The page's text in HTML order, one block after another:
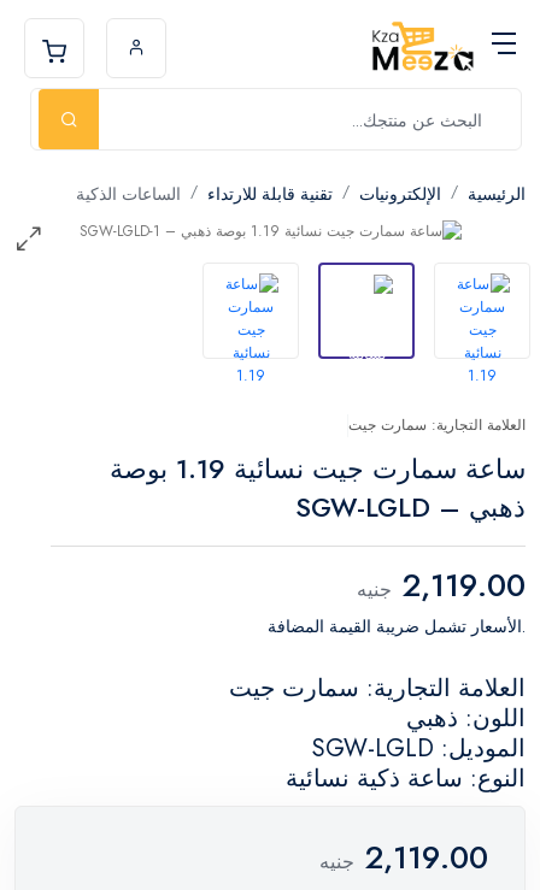
الرئيسية الإلكترونيات تقنية قابلة للارتداء الساعات الذكية
العلامة التجارية: سمارت جيت
ساعة سمارت جيت نسائية 1.19 بوصة
ذهبي – SGW-LGLD
2,119.00 جنيه
.الأسعار تشمل ضريبة القيمة المضافة
العلامة التجارية: سمارت جيت
اللون: ذهبي
الموديل: SGW-LGLD
النوع: ساعة ذكية نسائية
2,119.00 جنيه